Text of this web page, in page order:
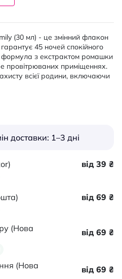
(30 мл) - це змінний флакон
45 ночей спокійного
формула з екстрактом ромашки
провітрюваних приміщеннях.
всієї родини, включаючи
доставки: 1–3 дні
від 39 ₴
від 69 ₴
(Нова
від 69 ₴
(Нова
від 69 ₴